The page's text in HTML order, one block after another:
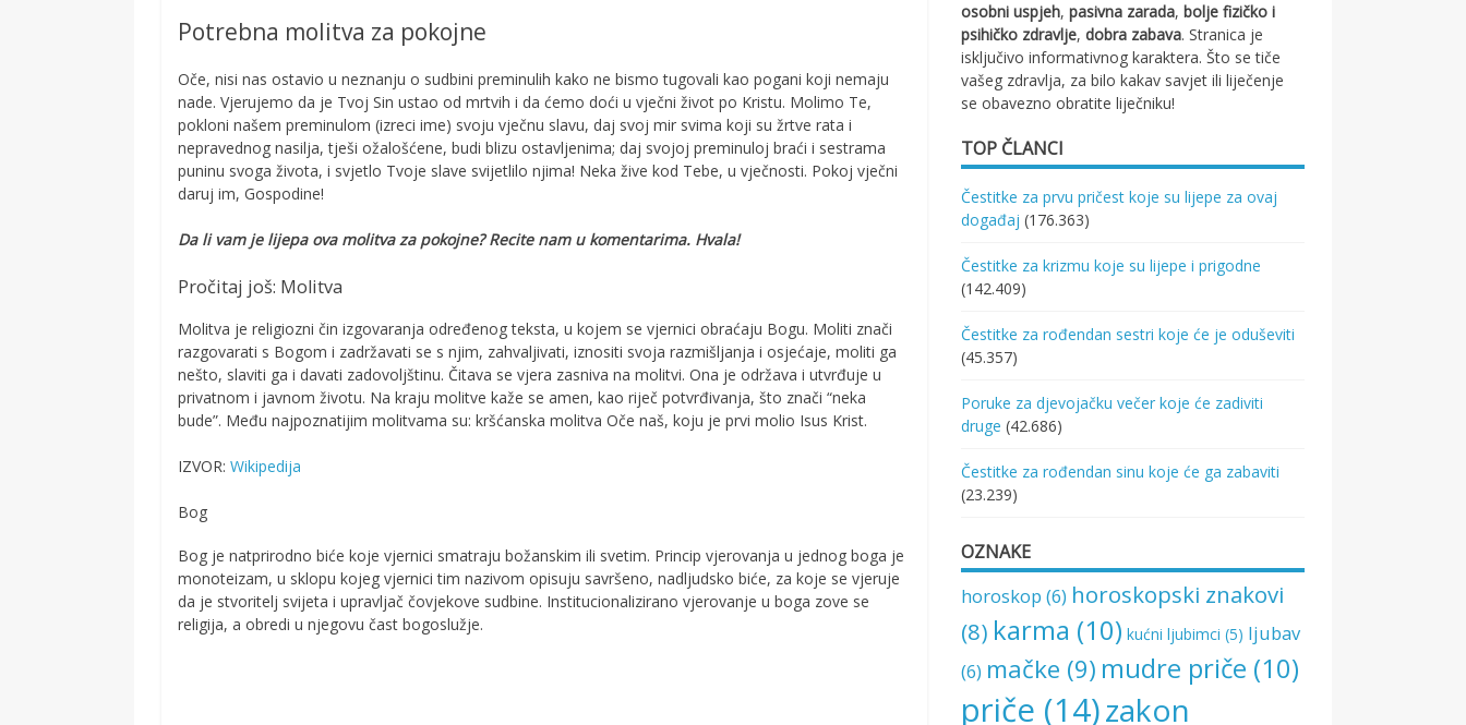
Potrebna molitva za pokojne
Oče, nisi nas ostavio u neznanju o sudbini preminulih kako ne bismo tugovali kao pogani koji nemaju
nade. Vjerujemo da je Tvoj Sin ustao od mrtvih i da ćemo doći u vječni život po Kristu. Molimo Te,
pokloni našem preminulom (izreci ime) svoju vječnu slavu, daj svoj mir svima koji su žrtve rata i
nepravednog nasilja, tješi ožalošćene, budi blizu ostavljenima; daj svojoj preminuloj braći i sestrama
puninu svoga života, i svjetlo Tvoje slave svijetlilo njima! Neka žive kod Tebe, u vječnosti. Pokoj vječni
daruj im, Gospodine!
Da li vam je lijepa ova molitva za pokojne? Recite nam u komentarima. Hvala!
Pročitaj još: Molitva
Molitva je religiozni čin izgovaranja određenog teksta, u kojem se vjernici obraćaju Bogu. Moliti znači
razgovarati s Bogom i zadržavati se s njim, zahvaljivati, iznositi svoja razmišljanja i osjećaje, moliti ga
nešto, slaviti ga i davati zadovoljštinu. Čitava se vjera zasniva na molitvi. Ona je održava i utvrđuje u
privatnom i javnom životu. Na kraju molitve kaže se amen, kao riječ potvrđivanja, što znači “neka
bude”. Među najpoznatijim molitvama su: kršćanska molitva Oče naš, koju je prvi molio Isus Krist.
IZVOR:Wikipedija
Bog
Bog je natprirodno biće koje vjernici smatraju božanskim ili svetim. Princip vjerovanja u jednog boga je
monoteizam, u sklopu kojeg vjernici tim nazivom opisuju savršeno, nadljudsko biće, za koje se vjeruje
da je stvoritelj svijeta i upravljač čovjekove sudbine. Institucionalizirano vjerovanje u boga zove se
religija, a obredi u njegovu čast bogoslužje.
osobni uspjeh,pasivna zarada,bolje fizičko i
psihičko zdravlje,dobra zabava. Stranica je
isključivo informativnog karaktera. Što se tiče
vašeg zdravlja, za bilo kakav savjet ili liječenje
se obavezno obratite liječniku!
TOP ČLANCI
Čestitke za prvu pričest koje su lijepe za ovaj
događaj (176.363)
Čestitke za krizmu koje su lijepe i prigodne
(142.409)
Čestitke za rođendan sestri koje će je oduševiti
(45.357)
Poruke za djevojačku večer koje će zadiviti
druge (42.686)
Čestitke za rođendan sinu koje će ga zabaviti
(23.239)
OZNAKE
horoskop (6) horoskopski znakovi
(8) karma (10) kućni ljubimci (5) ljubav
(6) mačke (9) mudre priče (10)
priče (14)zakon